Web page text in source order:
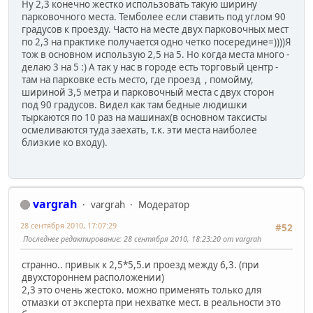
Ну 2,3 конечно жестко использовать такую ширину
парковочного места. Темболее если ставить под углом 90
градусов к проезду. Часто на месте двух парковочных мест
по 2,3 на практике получается одно четко посередине=))))Я
тож в основном использую 2,5 на 5. Но когда места много -
делаю 3 на 5 :) А так у нас в городе есть торговый центр -
там на парковке есть место, где проезд , помойму,
шириной 3,5 метра и парковочный места с двух сторон
под 90 градусов. Видел как там бедные людишки
тыркаются по 10 раз на машинах(в основном таксисты
осмеливаются туда заехать, т.к. эти места наиболее
близкие ко входу).
vargrah vargrah
Модератор
#52
28 сентября 2010, 17:07:29
Последнее редактирование: 28 сентября 2010, 18:23:20 от vargrah
странно.. привык к 2,5*5,5.и проезд между 6,3. (при
двухстороннем расположении)
2,3 это очень жестоко. можно применять только для
отмазки от эксперта при нехватке мест. в реальности это